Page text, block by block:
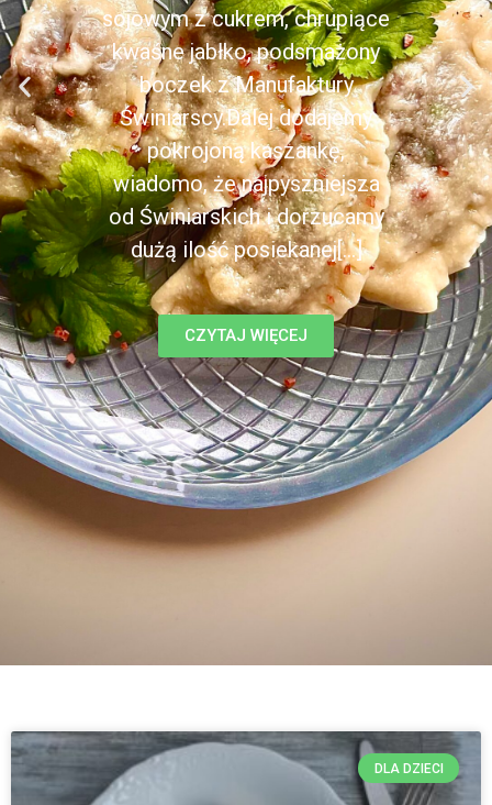
sojowym z cukrem, chrupiące
kwaśne jabłko, podsmażony
boczek z Manufaktury
Świniarscy.Dalej dodajemy
pokrojoną kaszankę,
wiadomo, że najpyszniejsza
od Świniarskich i dorzucamy
dużą ilość posiekanej[...]
CZYTAJ WIĘCEJ
DLA DZIECI